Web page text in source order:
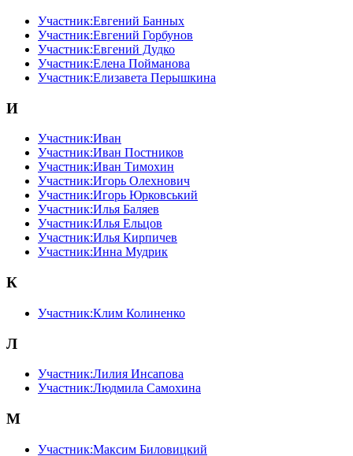
Участник:Евгений Банных
Участник:Евгений Горбунов
Участник:Евгений Дудко
Участник:Елена Пойманова
Участник:Елизавета Перышкина
И
Участник:Иван
Участник:Иван Постников
Участник:Иван Тимохин
Участник:Игорь Олехнович
Участник:Игорь Юрковський
Участник:Илья Баляев
Участник:Илья Ельцов
Участник:Илья Кирпичев
Участник:Инна Мудрик
К
Участник:Клим Колиненко
Л
Участник:Лилия Инсапова
Участник:Людмила Самохина
М
Участник:Максим Биловицкий